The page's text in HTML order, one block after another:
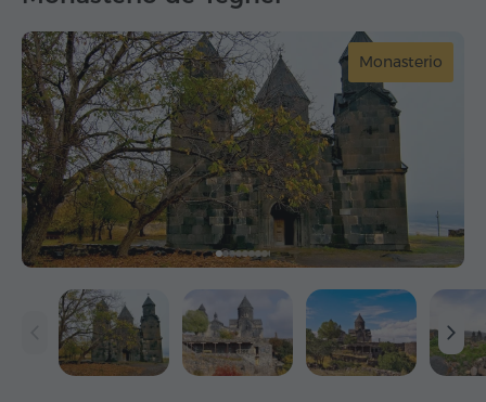
Monasterio